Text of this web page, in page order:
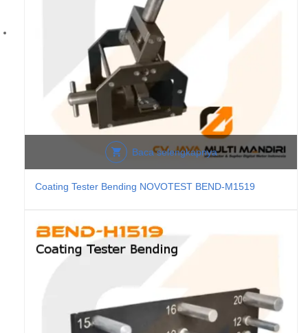
Baca selengkapnya
Coating Tester Bending NOVOTEST BEND-M1519